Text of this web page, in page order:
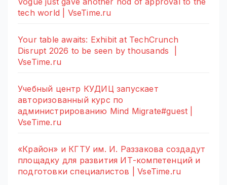
tech world | VseTime.ru
Your table awaits: Exhibit at TechCrunch
Disrupt 2026 to be seen by thousands |
VseTime.ru
Учебный центр КУДИЦ запускает
авторизованный курс по
администрированию Mind Migrate#guest |
VseTime.ru
«Крайон» и КГТУ им. И. Раззакова создадут
площадку для развития ИТ-компетенций и
подготовки специалистов | VseTime.ru